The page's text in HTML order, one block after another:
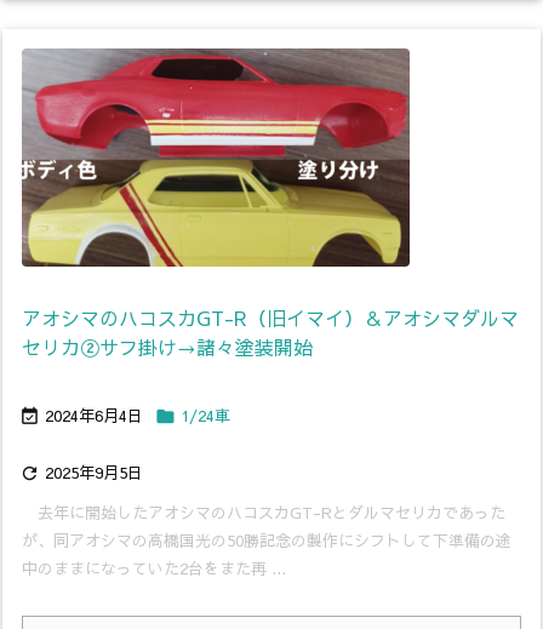
アオシマのハコスカGT-R（旧イマイ）＆アオシマダルマ
セリカ②サフ掛け→諸々塗装開始
 2024年6月4日  1/24車
 2025年9月5日
去年に開始したアオシマのハコスカGT-Rとダルマセリカであった
が、同アオシマの高橋国光の50勝記念の製作にシフトして下準備の途
中のままになっていた2台をまた再 ...